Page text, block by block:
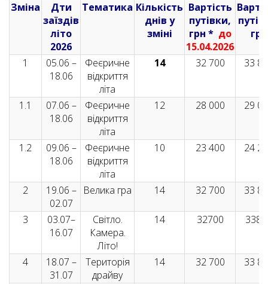
Зміна
Дти
заїздів
літо
2026
Тематика Кількість
днів у
зміні
Вартість
путівки,
грн * до
15.04.2026
грн
1
05.06 –
18.06
Феєричне
відкриття
літа
14 32 700 33
1.1
07.06 –
18.06
Феєричне
відкриття
літа
12 28 000 29
1.2
09.06 –
18.06
Феєричне
відкриття
літа
10 23 400 24
2
19.06 –
02.07
Велика гра 14 32 700 33
3
03.07–
16.07
Світло.
Камера.
Літо!
14 32700
4
18.07 –
31.07
Територія
драйву
14 32 700 33